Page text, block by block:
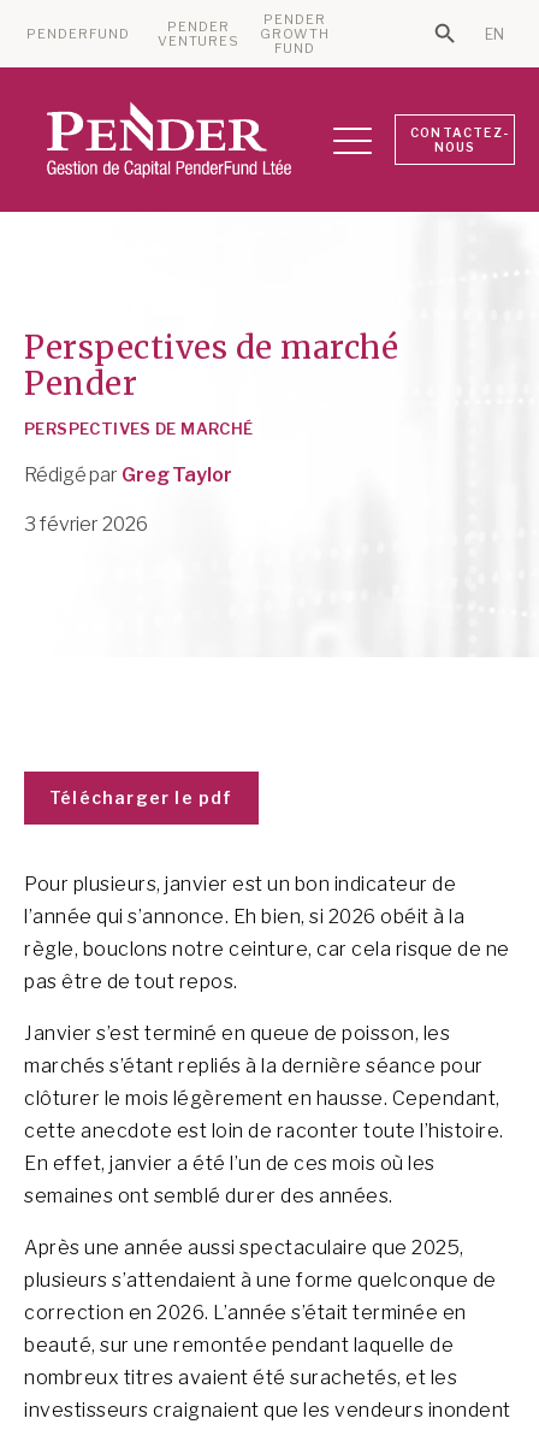
PENDERFUND
PENDER
VENTURES
PENDER
GROWTH
FUND
Search for:
Search
EN
CONTACTEZ-
NOUS
Perspectives de marché
Pender
PERSPECTIVES DE MARCHÉ
Rédigé par Greg Taylor
3 février 2026
Télécharger le pdf
Pour plusieurs, janvier est un bon indicateur de
l’année qui s’annonce. Eh bien, si 2026 obéit à la
règle, bouclons notre ceinture, car cela risque de ne
pas être de tout repos.
Janvier s’est terminé en queue de poisson, les
marchés s’étant repliés à la dernière séance pour
clôturer le mois légèrement en hausse. Cependant,
cette anecdote est loin de raconter toute l’histoire.
En effet, janvier a été l’un de ces mois où les
semaines ont semblé durer des années.
Après une année aussi spectaculaire que 2025,
plusieurs s’attendaient à une forme quelconque de
correction en 2026. L’année s’était terminée en
beauté, sur une remontée pendant laquelle de
nombreux titres avaient été surachetés, et les
investisseurs craignaient que les vendeurs inondent